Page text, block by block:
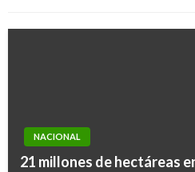
NACIONAL
21 millones de hectáreas